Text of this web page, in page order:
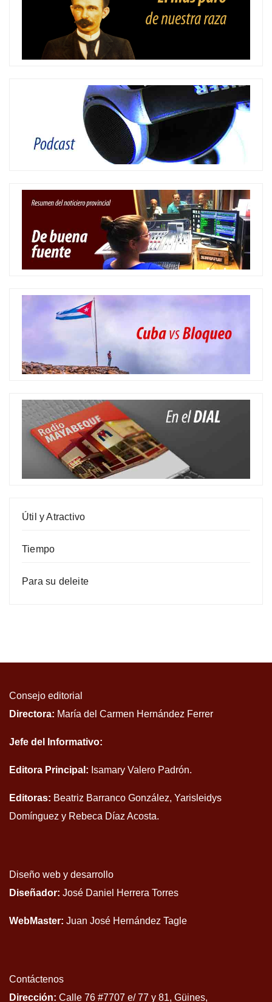
Útil y Atractivo
Tiempo
Para su deleite
Consejo editorial
Directora: María del Carmen Hernández Ferrer
Jefe del Informativo:
Editora Principal: Isamary Valero Padrón.
Editoras: Beatriz Barranco González, Yarisleidys
Domínguez y Rebeca Díaz Acosta.
Diseño web y desarrollo
Diseñador: José Daniel Herrera Torres
WebMaster: Juan José Hernández Tagle
Contáctenos
Dirección: Calle 76 #7707 e/ 77 y 81, Güines,